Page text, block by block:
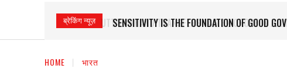
ब्रेकिंग न्यूज़ SENSITIVITY IS THE FOUNDATION OF GOOD
HOME भारत